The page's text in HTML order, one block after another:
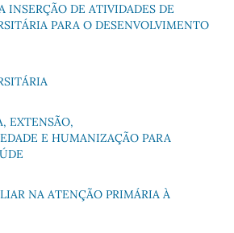
INSERÇÃO DE ATIVIDADES DE
PARA O DESENVOLVIMENTO
EXTENSÃO,
E HUMANIZAÇÃO PARA
NA ATENÇÃO PRIMÁRIA À